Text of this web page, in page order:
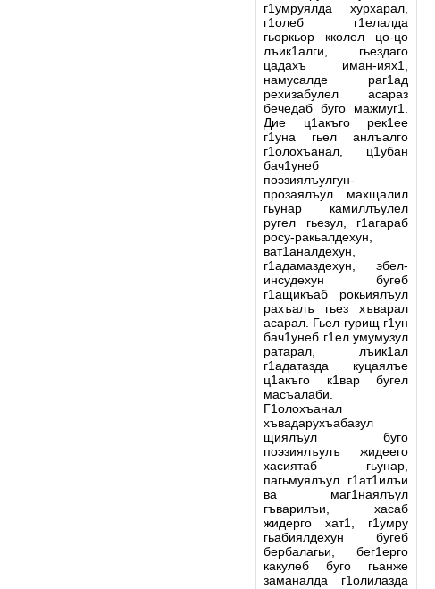
г1умруялда хурхарал,
г1олеб г1елалда
гьоркьор кколел цо-цо
лъик1алги, гьездаго
цадахъ иман-иях1,
намусалде раг1ад
рехизабулел асараз
бечедаб буго мажмуг1.
Дие ц1акъго рек1ее
г1уна гьел анлъалго
г1олохъанал, ц1убан
бач1унеб
поэзиялъулгун-
прозаялъул махщалил
гьунар камиллъулел
ругел гьезул, г1агараб
росу-ракьалдехун,
ват1аналдехун,
г1адамаздехун, эбел-
инсудехун бугеб
г1ащикъаб рокьиялъул
рахъалъ гьез хъварал
асарал. Гьел гурищ г1ун
бач1унеб г1ел умумузул
ратарал, лъик1ал
г1адатазда куцаялъе
ц1акъго к1вар бугел
масъалаби.
Г1олохъанал
хъвадарухъабазул
щиялъул буго
поэзиялъулъ жидеего
хасиятаб гьунар,
пагьмуялъул г1ат1илъи
ва маг1наялъул
гъварилъи, хасаб
жидерго хат1, г1умру
гьабиялдехун бугеб
бербалагьи, бег1ерго
какулеб буго гьанже
заманалда г1олилазда